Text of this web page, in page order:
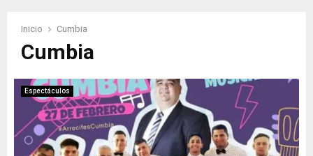
Inicio Cumbia
Cumbia
Espectáculos